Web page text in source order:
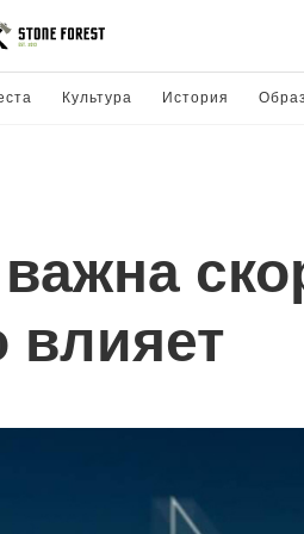
Культура История
влияет